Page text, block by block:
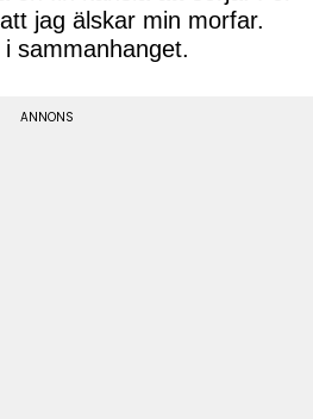
jag älskar min morfar.
sammanhanget.